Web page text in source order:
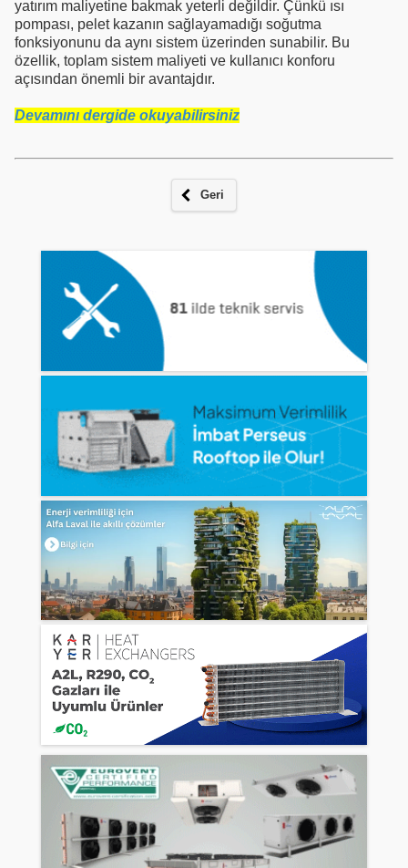
yatırım maliyetine bakmak yeterli değildir. Çünkü ısı
pompası, pelet kazanın sağlayamadığı soğutma
fonksiyonunu da aynı sistem üzerinden sunabilir. Bu
özellik, toplam sistem maliyeti ve kullanıcı konforu
açısından önemli bir avantajdır.
Devamını dergide okuyabilirsiniz
Geri